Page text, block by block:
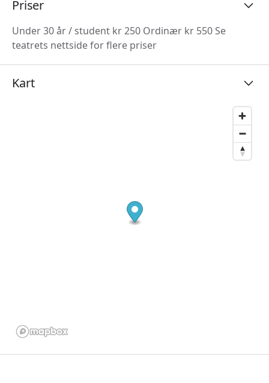
Priser
Under 30 år / student kr 250 Ordinær kr 550 Se
teatrets nettside for flere priser
Kart